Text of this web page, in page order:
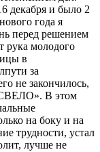
декабря и было 2
года я
перед решением
рука молодого
в
за
не закончилось,
В этом
на боку и на
трудности, устал
лучше не